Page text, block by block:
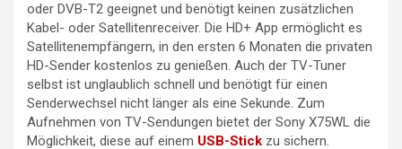
oder DVB-T2 geeignet und benötigt keinen zusätzlichen
Kabel- oder Satellitenreceiver. Die HD+ App ermöglicht es
Satellitenempfängern, in den ersten 6 Monaten die privaten
HD-Sender kostenlos zu genießen. Auch der TV-Tuner
selbst ist unglaublich schnell und benötigt für einen
Senderwechsel nicht länger als eine Sekunde. Zum
Aufnehmen von TV-Sendungen bietet der Sony X75WL die
Möglichkeit, diese auf einem USB-Stick zu sichern.